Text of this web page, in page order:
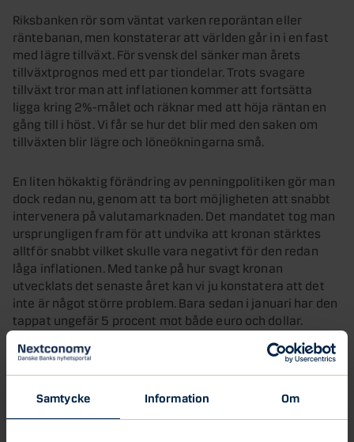
Samtycke Information Om
Riksbanken rör som väntat varken reporäntan eller
räntebanan, men konstaterar att världen går in i en fast
med lägre tillväxt. För svensk del sänker man årets
tillväxtprognos med ett par tiondelar. Trots svagare
tillväxt tror man att inflationen kommer att fortsätta
ligga kring 2%-målet och räknar med att höja räntan en
gång till i höst. Vi får se hur det blir med den saken om
tillväxten blir lägre och löneökningarna små.
En liten hökaktig förändring av penningpolitiken gör man
dock redan nu, genom att ta bort möjligheten att snabbt
intervenera på valutamarknaden. Det mandatet tog man
ursprungligen fram för att undvika att kronan stärktes
alltför snabbt vilket skulle vara negativt för den redan
låga inflationen. Med tanke på hur svagt kronan
utvecklats det senaste året kan vi ju konstatera att det
inte är något större problem. Bara sedan i januari har den
tappat ungefär 5 procent mot både euro och dollar.
Riksbanken är inte ensam bland centralbankerna om att
uppmärksamma att riskerna i världen har ökat. Det har
fått amerikanska Fed att sätta räntehöjningarna på paus,
och det är mycket möjligt att även ECB kommer att flytta